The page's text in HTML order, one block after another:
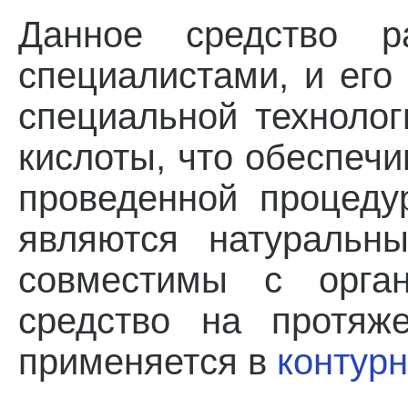
Данное средство
специалистами, и его
специальной
кислоты, что
проведенной
являются
совместимы с
средство на
применяется в